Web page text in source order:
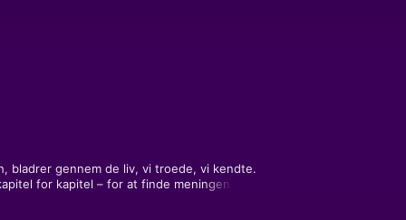
bladrer gennem de liv, vi troede, vi kendte.
for kapitel – for at finde meningen